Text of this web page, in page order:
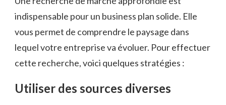
indispensable pour un business plan solide. Elle
vous permet de comprendre le paysage dans
lequel votre entreprise va évoluer. Pour effectuer
cette recherche, voici quelques stratégies :
Utiliser des sources diverses